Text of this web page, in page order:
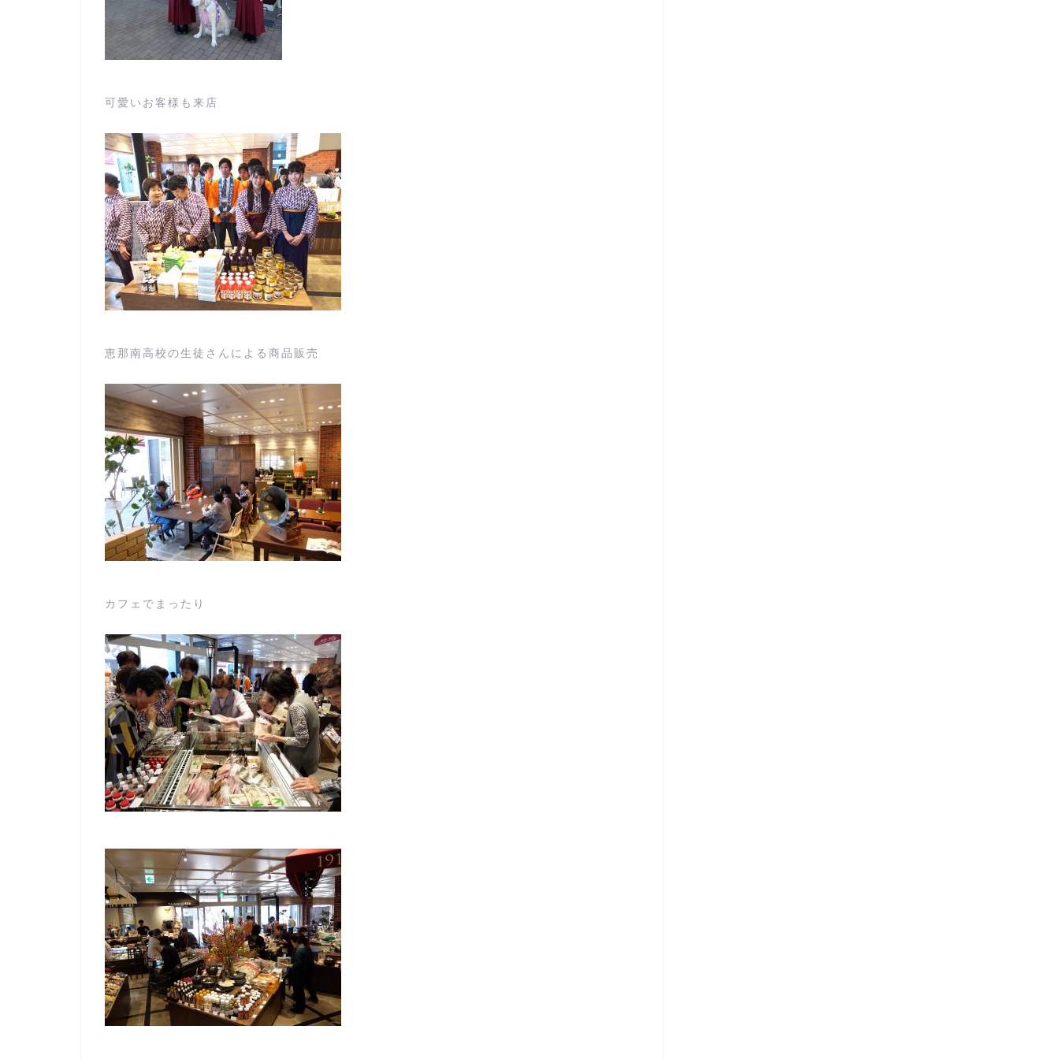
可愛いお客様も来店
恵那南高校の生徒さんによる商品販売
カフェでまったり